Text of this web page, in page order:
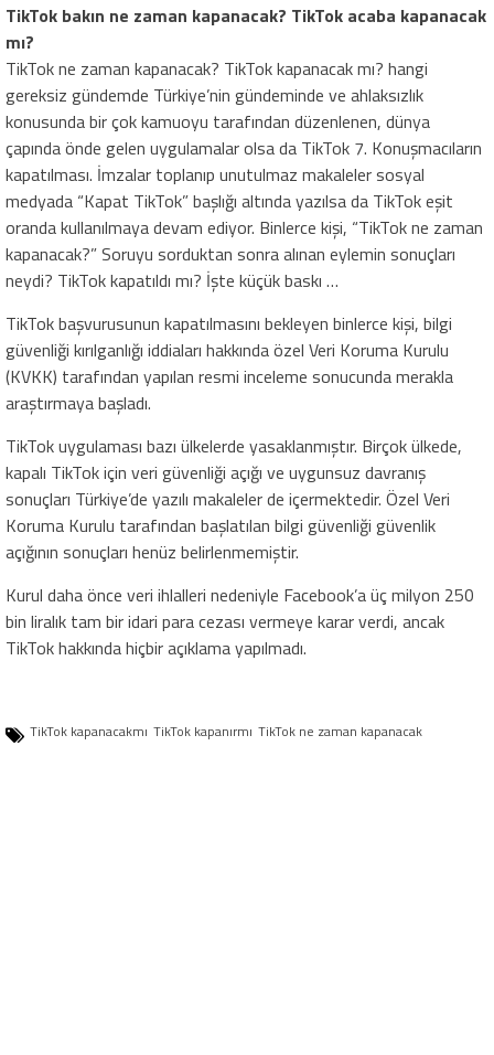
TikTok bakın ne zaman kapanacak? TikTok acaba kapanacak
mı?
TikTok ne zaman kapanacak? TikTok kapanacak mı? hangi
gereksiz gündemde Türkiye’nin gündeminde ve ahlaksızlık
konusunda bir çok kamuoyu tarafından düzenlenen, dünya
çapında önde gelen uygulamalar olsa da TikTok 7. Konuşmacıların
kapatılması. İmzalar toplanıp unutulmaz makaleler sosyal
medyada “Kapat TikTok” başlığı altında yazılsa da TikTok eşit
oranda kullanılmaya devam ediyor. Binlerce kişi, “TikTok ne zaman
kapanacak?” Soruyu sorduktan sonra alınan eylemin sonuçları
neydi? TikTok kapatıldı mı? İşte küçük baskı …
TikTok başvurusunun kapatılmasını bekleyen binlerce kişi, bilgi
güvenliği kırılganlığı iddiaları hakkında özel Veri Koruma Kurulu
(KVKK) tarafından yapılan resmi inceleme sonucunda merakla
araştırmaya başladı.
TikTok uygulaması bazı ülkelerde yasaklanmıştır. Birçok ülkede,
kapalı TikTok için veri güvenliği açığı ve uygunsuz davranış
sonuçları Türkiye’de yazılı makaleler de içermektedir. Özel Veri
Koruma Kurulu tarafından başlatılan bilgi güvenliği güvenlik
açığının sonuçları henüz belirlenmemiştir.
Kurul daha önce veri ihlalleri nedeniyle Facebook’a üç milyon 250
bin liralık tam bir idari para cezası vermeye karar verdi, ancak
TikTok hakkında hiçbir açıklama yapılmadı.
TikTok kapanacakmı TikTok kapanırmı TikTok ne zaman kapanacak